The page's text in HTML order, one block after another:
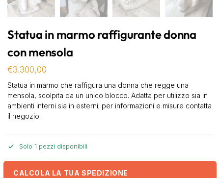
Statua in marmo raffigurante donna
con mensola
€3.300,00
Statua in marmo che raffigura una donna che regge una
mensola, scolpita da un unico blocco. Adatta per utilizzo sia in
ambienti interni sia in esterni; per informazioni e misure contatta
il negozio.
Solo 1 pezzi disponibili
CALCOLA LA TUA SPEDIZIONE